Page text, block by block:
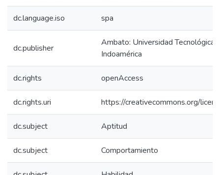
dc.language.iso spa
dc.publisher
Ambato: Universidad Tecnológica
Indoamérica
dc.rights openAccess
dc.rights.uri https://creativecommons.org/
dc.subject Aptitud
dc.subject Comportamiento